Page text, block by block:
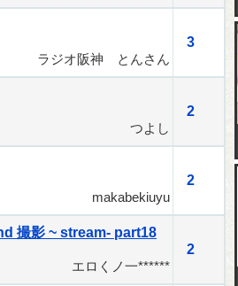
3
ラジオ阪神 とんさん
2
つよし
2
makabekiuyu
撮影 ~ stream- part18
2
エロくノ一******